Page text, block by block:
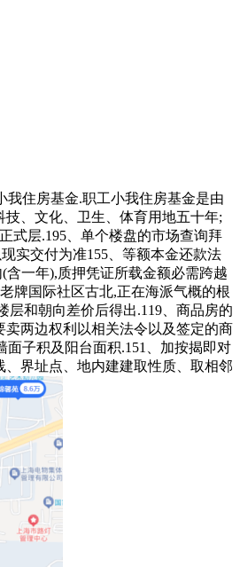
我住房基金.职工小我住房基金是由
、文化、卫生、体育用地五十年;
式层.195、单个楼盘的市场查询拜
实交付为准155、等额本金还款法
一年),质押凭证所载金额必需跨越
牌国际社区古北,正在海派气概的根
和朝向差价后得出.119、商品房的
两边权利以相关法令以及签定的商
子积及阳台面积.151、加按揭即对
界址点、地内建建取性质、取相邻